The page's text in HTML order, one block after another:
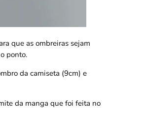
que as ombreiras sejam
ponto.
da camiseta (9cm) e
da manga que foi feita no